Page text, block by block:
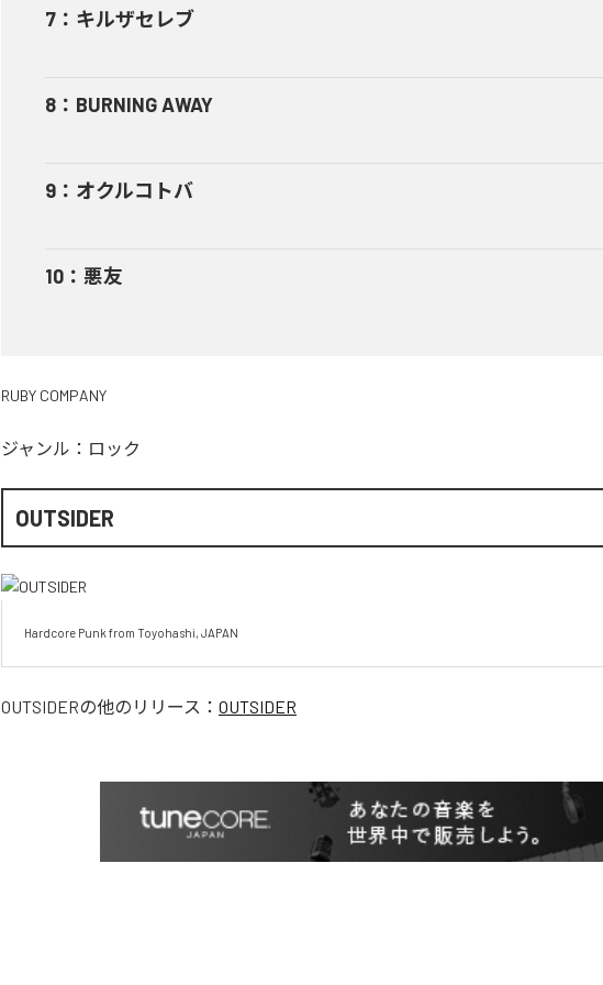
7 ： キルザセレブ
8 ： BURNING AWAY
9 ： オクルコトバ
10 ： 悪友
RUBY COMPANY
ジャンル： ロック
OUTSIDER
Hardcore Punk from Toyohashi, JAPAN
OUTSIDERの他のリリース： OUTSIDER